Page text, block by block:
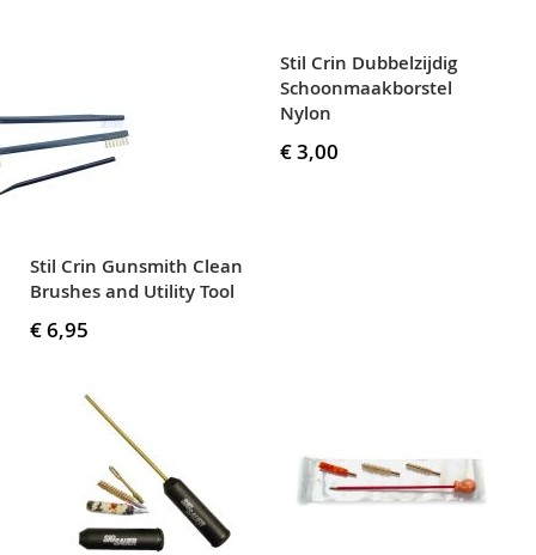
Stil Crin Gunsmith Clean
Brushes and Utility Tool
€ 6,95
Stil Crin Dubbelzijdig
Schoonmaakborstel
Nylon
€ 3,00